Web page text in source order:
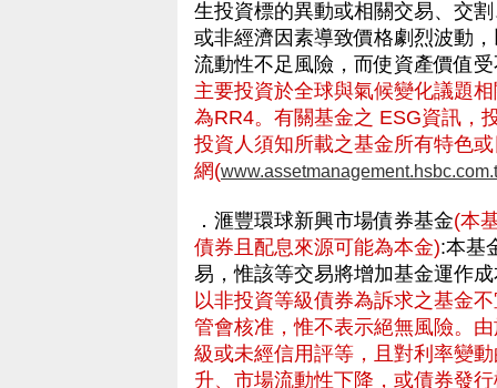
生投資標的異動或相關交易、交
或非經濟因素導致價格劇烈波動
流動性不足風險，而使資產價值
主要投資於全球與氣候變化議題
為RR4。有關基金之 ESG資訊，
投資人須知所載之基金所有特色
網(
．滙豐環球新興市場債券基金(本
債券且配息來源可能為本金):本基
易，惟該等交易將增加基金運作
以非投資等級債券為訴求之基金
管會核准，惟不表示絕無風險。
級或未經信用評等，且對利率變
升、市場流動性下降，或債券發